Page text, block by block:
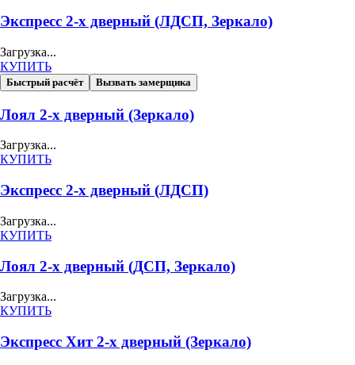
Экспресс 2-х дверный (ЛДСП, Зеркало)
Загрузка...
КУПИТЬ
Быстрый расчёт Вызвать замерщика
Лоял 2-х дверный (Зеркало)
Загрузка...
КУПИТЬ
Экспресс 2-х дверный (ЛДСП)
Загрузка...
КУПИТЬ
Лоял 2-х дверный (ДСП, Зеркало)
Загрузка...
КУПИТЬ
Экспресс Хит 2-х дверный (Зеркало)